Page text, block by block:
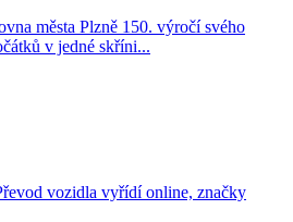
města Plzně 150. výročí svého
v jedné skříni...
vozidla vyřídí online, značky